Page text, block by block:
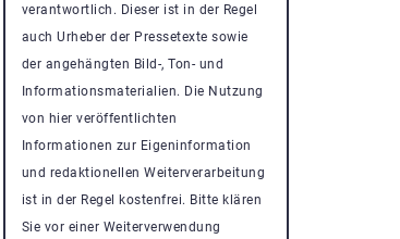
verantwortlich. Dieser ist in der Regel
auch Urheber der Pressetexte sowie
der angehängten Bild-, Ton- und
Informationsmaterialien. Die Nutzung
von hier veröffentlichten
Informationen zur Eigeninformation
und redaktionellen Weiterverarbeitung
ist in der Regel kostenfrei. Bitte klären
Sie vor einer Weiterverwendung